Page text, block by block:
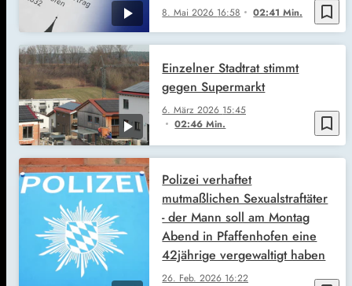
bookmark_border
8. Mai 2026 16:58 02:41 Min.
bookmark_border
6. März 2026 15:45
02:46 Min.
Einzelner Stadtrat stimmt
gegen Supermarkt
26. Feb. 2026 16:22
Polizei verhaftet
mutmaßlichen Sexualstraftäter
- der Mann soll am Montag
Abend in Pfaffenhofen eine
42jährige vergewaltigt haben